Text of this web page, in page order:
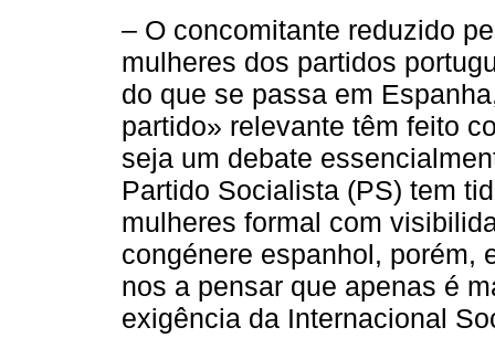
– O concomitante reduzido
mulheres dos partidos
do que se passa em
partido» relevante têm feito
seja um debate
Partido Socialista (PS) tem
mulheres formal com
congénere espanhol, porém,
nos a pensar que apenas é
exigência da Internacional